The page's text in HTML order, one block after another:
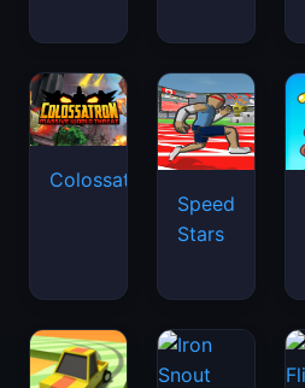
Colossatron
Speed
Stars